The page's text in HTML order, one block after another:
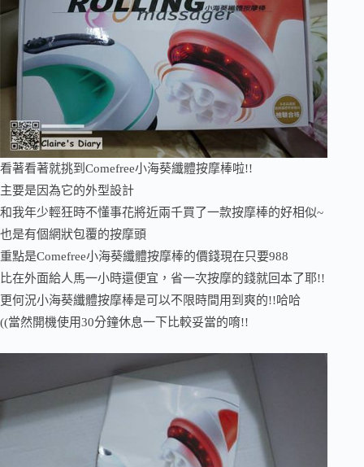
看著看著就挑到Comefree小海葵纖體按摩棒啦!!
主要是因為它的外型設計
和我年少輕狂時不懂事花將近兩千買了一款按摩棒的好相似~
也是有個網狀包覆的按摩頭
重點是Comefree小海葵纖體按摩棒的價錢現在只要988
比在外面給人馬一小時還便宜，省一次按摩的錢就回本了耶!!
更何況小海葵纖體按摩棒是可以不限時間用到爽的!!哈哈
((當然開機使用30分鐘休息一下比較妥當的唷!!